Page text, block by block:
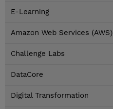
E-Learning
Amazon Web Services (AWS)
Challenge Labs
DataCore
Digital Transformation